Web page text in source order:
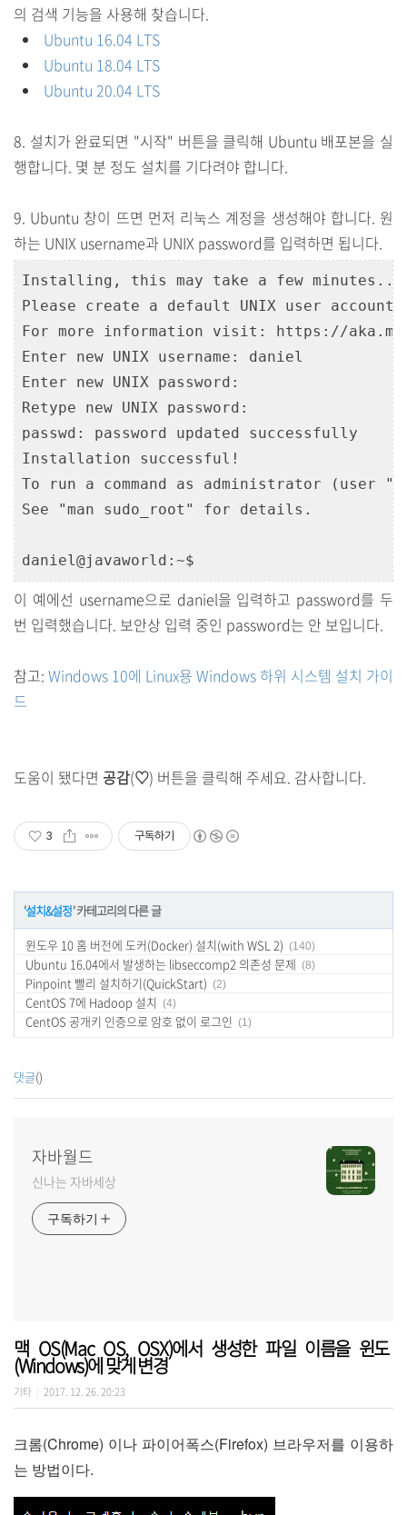
의 검색 기능을 사용해 찾습니다.
Ubuntu 16.04 LTS
Ubuntu 18.04 LTS
Ubuntu 20.04 LTS
8. 설치가 완료되면 "시작" 버튼을 클릭해 Ubuntu 배포본을 실
행합니다. 몇 분 정도 설치를 기다려야 합니다.
9. Ubuntu 창이 뜨면 먼저 리눅스 계정을 생성해야 합니다. 원
하는 UNIX username과 UNIX password를 입력하면 됩니다.
Installing, this may take a few minutes...
Please create a default UNIX user account.
For more information visit: https://
Enter new UNIX username: daniel
Enter new UNIX password:
Retype new UNIX password:
passwd: password updated successfully
Installation successful!
To run a command as administrator (user
See "man sudo_root" for details.
daniel@javaworld:~$
이 예에선 username으로 daniel을 입력하고 password를 두
번 입력했습니다. 보안상 입력 중인 password는 안 보입니다.
참고: Windows 10에 Linux용 Windows 하위 시스템 설치 가이
드
도움이 됐다면 공감(♡) 버튼을 클릭해 주세요. 감사합니다.
3 구독하기
'설치&설정' 카테고리의 다른 글
윈도우 10 홈 버전에 도커(Docker) 설치(with WSL 2) (140)
Ubuntu 16.04에서 발생하는 libseccomp2 의존성 문제 (8)
Pinpoint 빨리 설치하기(QuickStart) (2)
CentOS 7에 Hadoop 설치 (4)
CentOS 공개키 인증으로 암호 없이 로그인 (1)
댓글()
자바월드
신나는 자바세상
구독하기
맥 OS(Mac OS, OSX)에서 생성한 파일 이름을 윈도
(Windows)에 맞게 변경
기타 2017. 12. 26. 20:23
크롬(Chrome) 이나 파이어폭스(Firefox) 브라우저를 이용하
는 방법이다.